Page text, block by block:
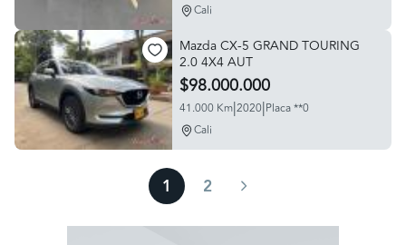
Cali
Mazda CX-5 GRAND TOURING
2.0 4X4 AUT
$98.000.000
41.000 Km|2020|Placa **0
Cali
1 2